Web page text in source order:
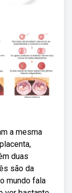
a mesma
duas
são da
mundo fala